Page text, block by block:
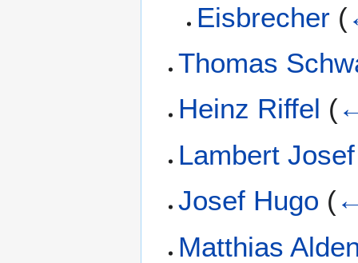
Eisbrecher (
Thomas
Heinz Riffel (
Lambert
Josef Hugo (
Matthias